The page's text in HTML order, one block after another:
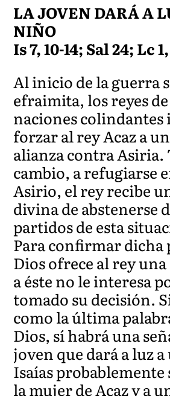
LA JOVEN DARÁ A
NIÑO
Is 7, 10-14; Sal 24; Lc
Al inicio de la guerra
efraimita, los reyes
naciones
forzar al rey Acaz a
alianza contra Asiria.
cambio, a refugiarse
Asirio, el rey recibe
divina de abstenerse
partidos de esta
Para confirmar dicha
Dios ofrece al rey
a éste no le interesa
tomado su decisión.
como la última
Dios, sí habrá una
joven que dará a luz
Isaías probablemente
la mujer de Acaz y a